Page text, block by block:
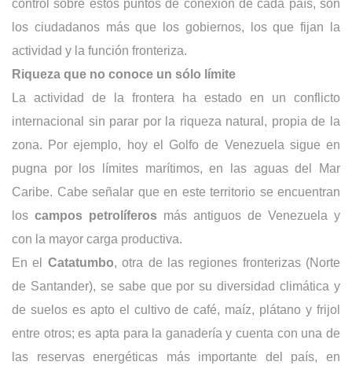
control sobre estos puntos de conexión de cada país, son
los ciudadanos más que los gobiernos, los que fijan la
actividad y la función fronteriza.
Riqueza que no conoce un sólo límite
La actividad de la frontera ha estado en un conflicto
internacional sin parar por la riqueza natural, propia de la
zona. Por ejemplo, hoy el Golfo de Venezuela sigue en
pugna por los límites marítimos, en las aguas del Mar
Caribe. Cabe señalar que en este territorio se encuentran
los campos petrolíferos más antiguos de Venezuela y
con la mayor carga productiva.
En el Catatumbo, otra de las regiones fronterizas (Norte
de Santander), se sabe que por su diversidad climática y
de suelos es apto el cultivo de café, maíz, plátano y frijol
entre otros; es apta para la ganadería y cuenta con una de
las reservas energéticas más importante del país, en